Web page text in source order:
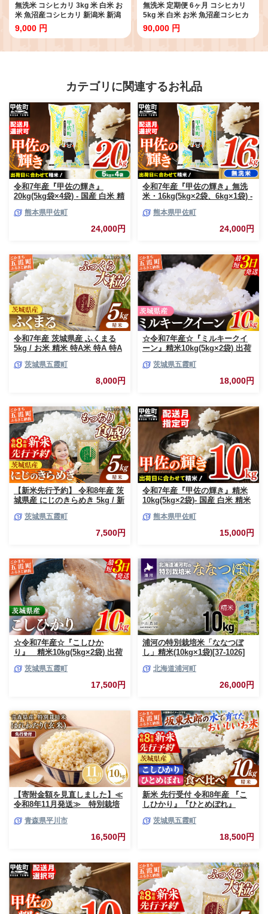
無洗米 コシヒカリ 3kg 米 白米 お
米 魚沼産コシヒカリ 新潟米 新潟
魚沼市
9,000 円
無洗米 定期便 6ヶ月 コシヒカリ
5kg 米 白米 お米 魚沼産コシヒカ
リ 新潟米 新潟 魚沼市 定期 6回
90,000 円
カテゴリに関連するお礼品
令和7年産『甲佐の輝き』
20kg(5kg袋×4袋) - 国産 白米 精
訳あり 厳選 マイスター 生活応
援 ひのひかり 森のくまさん お
すすめ 熊本県 甲佐町【価格改
熊本県甲佐町
24,000円
令和7年産『甲佐の輝き』無洗
米・16kg(5kg×2袋、6kg×1袋) -
米 複数原料米 訳あり 厳選 マイ
スター 生活応援 ひのひかり 森
のくまさん おすすめ 熊本県 甲
熊本県甲佐町
24,000円
令和7年産 茨城県産 ふくまる
5kg / お米 精米 特A米 特A 特A
五霞町【価格改定X】
茨城県五霞町
8,000円
☆令和7年産☆『ミルキークイ
ーン』精米10kg(5kg×2袋) 出荷
10kg コメ こめ 人気 銘柄 家計
応援 中山産業 家庭用 茨城県産
茨城県 五霞町【価格変更AB】
茨城県五霞町
18,000円
【新米先行予約】 令和8年産 茨
城県産 にじのきらめき 5kg / 新
お米 精米 旨味 安心 美味しい
茨城県五霞町
7,500円
令和7年産『甲佐の輝き』精米
10kg(5kg×2袋)- 国産 白米 精米
あり 厳選 マイスター 生活応援
ひのひかり 森のくまさん おす
すめ 熊本県 甲佐町【価格改定
熊本県甲佐町
15,000円
☆令和7年産☆『こしひか
り』 精米10kg(5kg×2袋) 出荷
米 お米 10kg コメ こめ 人気 銘
柄 家計応援 中山産業 家庭用 茨
城県産 茨城県 五霞町【価格変
茨城県五霞町
17,500円
浦河の特別栽培米「ななつぼ
し」精米(10kg×1袋)[37-1026]
北海道浦河町
26,000円
【寄附金額を見直しました】≪
令和8年11月発送≫ 特別栽培
県 平川市】
青森県平川市
16,500円
新米 先行受付 令和8年産 『こ
しひかり』『ひとめぼれ』
白米 コメ こめ 食べ比べセット
コシヒカリ ひとめぼれ 先行予
約 2026年 人気 家計応援 単一米
茨城県五霞町
18,500円